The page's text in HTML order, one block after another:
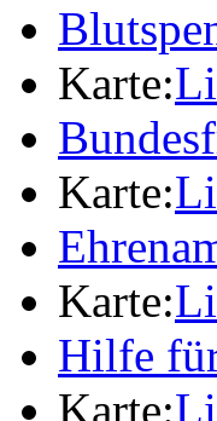
Karte:
Karte:
Karte:
Hilfe
Karte: